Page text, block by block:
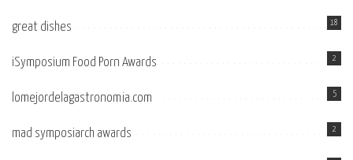
great dishes 18
iSymposium Food Porn Awards 2
lomejordelagastronomia.com 5
mad symposiarch awards 2